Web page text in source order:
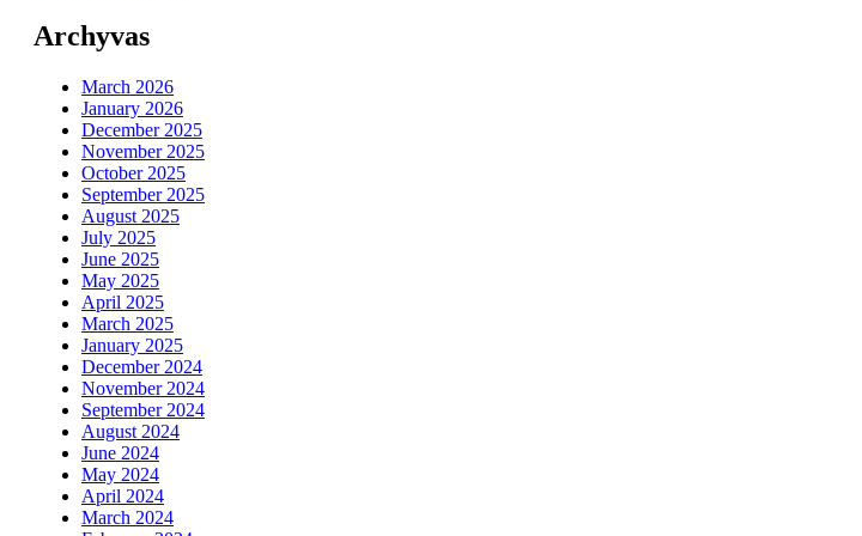
Archyvas
March 2026
January 2026
December 2025
November 2025
October 2025
September 2025
August 2025
July 2025
June 2025
May 2025
April 2025
March 2025
January 2025
December 2024
November 2024
September 2024
August 2024
June 2024
May 2024
April 2024
March 2024